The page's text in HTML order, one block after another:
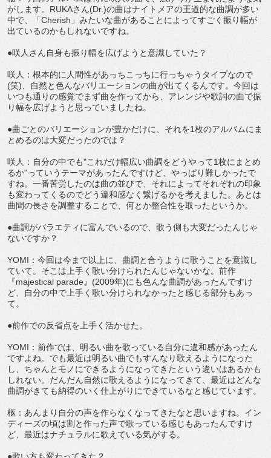
がします。RUKAさん(Dr.)の曲はナイトメアの王道的な曲調が多い
中で、「Cherish」みたいな曲があることによってすごく振り幅が
出ているのかもしれないですね。
●咲人さん自身も振り幅を広げようと意識していた？
咲人：根本的に人間性があっちこっちに行っちゃうタイプなので
(笑)、自然と色んなバリエーションの曲が出てくるんです。今回は
いつも通りの感覚でまず曲を作ってから、アレンジや歌詞の面で振
り幅を広げようと思っていましたね。
●曲ごとのバリエーションが豊かだけに、それを1枚のアルバムにま
とめるのは大変だったのでは？
咲人：自分の中でも"これだけ幅広い曲調をどうやって1枚にまとめ
るか"っていうテーマがあったんですけど、やっぱり難しかったで
すね。一番苦労したのは曲の並びで、それによってそれぞれの印象
も変わってくるのでどう違和感なく繋げるかを考えました。あとは
曲間の長さを調整することで、何とか整合性を取ったというか。
●曲調がバラエティに富んでいるので、歌う側も大変だったんじゃ
ないですか？
YOMI：今回は今まで以上に、曲調と合うように歌うことを意識し
ていて。そこは上手く歌い分けられたんじゃないかな。前作
『majestical parade』(2009年)にも色んな曲調があったんですけ
ど、自分の中で上手く歌い分けられなかったと感じる部分もあっ
て。
●前作での反省点を上手く活かせた。
YOMI：前作では、明るい曲を歌っている自分に違和感があったん
ですよね。でも最近は明るい曲でもすんなり歌えるようになった
し、ちゃんとモノにできるようになってきたという違いはあるかも
しれない。だんだん自然に歌えるようになってきて、最近はどんな
曲調がきても納得のいく仕上がりにできているなと感じています。
柩：あんまり自分の声を作らなくなってきたなと思いますね。イン
ディーズの頃は割と作った声で歌っている感じもあったんですけ
ど、最近はナチュラルに歌えている気がする。